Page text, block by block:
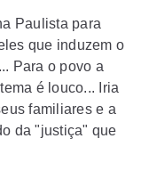
Paulista para
que induzem o
Para o povo a
é louco... Iria
familiares e a
da "justiça" que